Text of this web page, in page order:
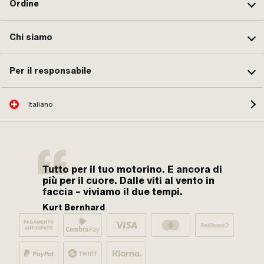
Ordine
Chi siamo
Per il responsabile
Italiano
Tutto per il tuo motorino. E ancora di
più per il cuore. Dalle viti al vento in
faccia – viviamo il due tempi.
Kurt Bernhard